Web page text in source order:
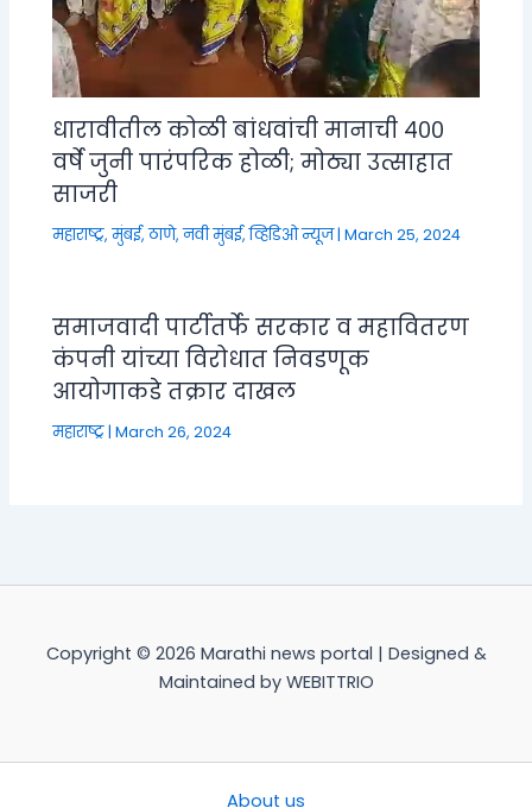
धारावीतील कोळी बांधवांची मानाची ४००
वर्षे जुनी पारंपरिक होळी; मोठ्या उत्साहात
साजरी
महाराष्ट्र,मुंबई, ठाणे, नवी मुंबई,व्हिडिओ न्यूज|March 25, 2024
समाजवादी पार्टीतर्फे सरकार व महावितरण
कंपनी यांच्या विरोधात निवडणूक
आयोगाकडे तक्रार दाखल
महाराष्ट्र|March 26, 2024
Copyright © 2026 Marathi news portal | Designed &
Maintained by WEBITTRIO
About us